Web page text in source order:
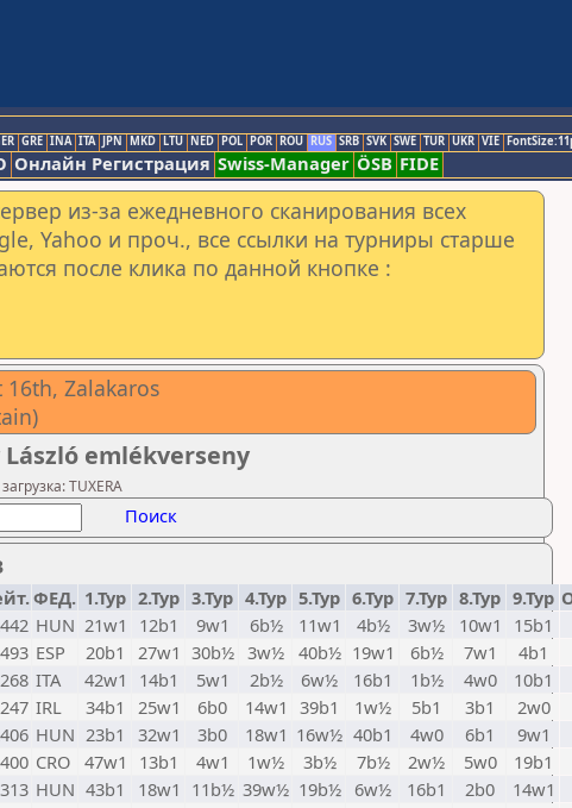
GRE INA ITA JPN MKD LTU NED POL POR ROU RUS SRB SVK SWE TUR UKR VIE
Онлайн Регистрация Swiss-Manager ÖSB FIDE
из-за ежедневного сканирования всех
Yahoo и проч., все ссылки на турниры старше
после клика по данной кнопке :
Zalakaros
emlékverseny
TUXERA
Поиск
ФЕД. 1.Тур 2.Тур 3.Тур 4.Тур 5.Тур 6.Тур 7.Тур 8.Тур 9.Тур
HUN 21w1 12b1 9w1 6b½ 11w1 4b½ 3w½ 10w1 15b1
ESP 20b1 27w1 30b½ 3w½ 40b½ 19w1 6b½ 7w1 4b1
ITA 42w1 14b1 5w1 2b½ 6w½ 16b1 1b½ 4w0 10b1
IRL 34b1 25w1 6b0 14w1 39b1 1w½ 5b1 3b1 2w0
HUN 23b1 32w1 3b0 18w1 16w½ 40b1 4w0 6b1 9w1
CRO 47w1 13b1 4w1 1w½ 3b½ 7b½ 2w½ 5w0 19b1
HUN 43b1 18w1 11b½ 39w½ 19b½ 6w½ 16b1 2b0 14w1